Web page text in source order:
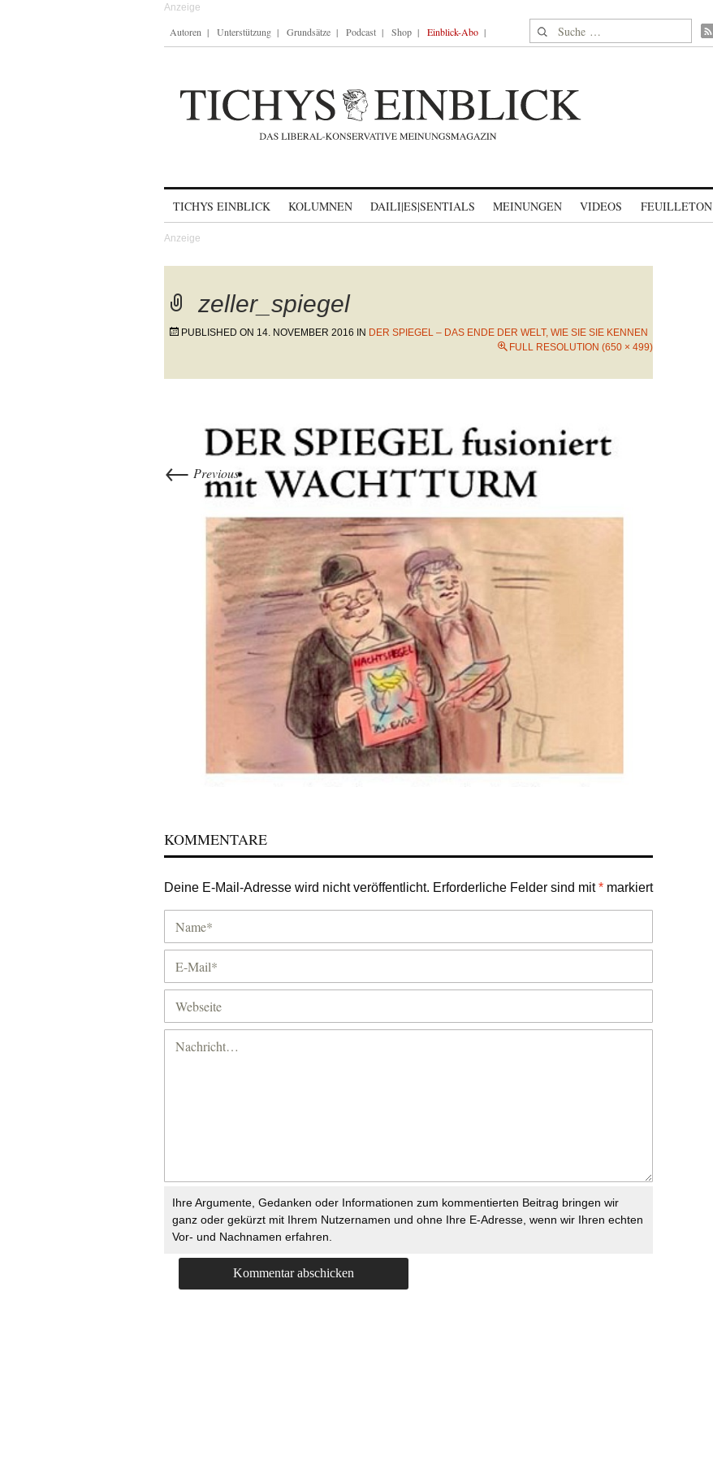
Autoren Unterstützung Grundsätze Podcast Shop Einblick-Abo Suche nach:
TICHYS EINBLICK KOLUMNEN DAILI|ES|SENTIALS MEINUNGEN VIDEOS FEUILLETON
zeller_spiegel
PUBLISHED ON 14. NOVEMBER 2016 IN DER SPIEGEL – DAS ENDE DER WELT, WIE SIE SIE KENNEN
FULL RESOLUTION (650 × 499)
← Previous
KOMMENTARE
Deine E-Mail-Adresse wird nicht veröffentlicht. Erforderliche Felder sind mit* markiert
Ihre Argumente, Gedanken oder Informationen zum kommentierten Beitrag bringen wir
ganz oder gekürzt mit Ihrem Nutzernamen und ohne Ihre E-Adresse, wenn wir Ihren echten
Vor- und Nachnamen erfahren.